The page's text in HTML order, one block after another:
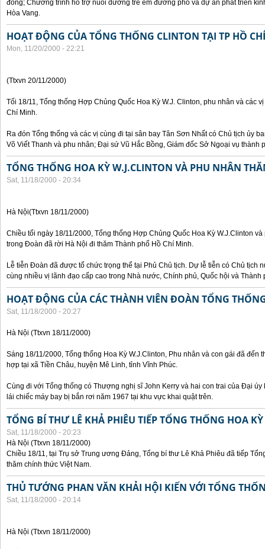
đồng; Chương trình hỗ trợ nuôi dưỡng trẻ em đường phố và dự án phát triển
Hòa Vang.
HOẠT ĐỘNG CỦA TỔNG THỐNG CLINTON TẠI TP HỒ
Mon, 11/20/2000 - 22:21
(Ttxvn 20/11/2000)
Tối 18/11, Tổng thống Hợp Chủng Quốc Hoa Kỳ W.J. Clinton, phu nhân và các
Chí Minh.
Ra đón Tổng thống và các vị cùng đi tại sân bay Tân Sơn Nhất có Chủ tịch ủy
Võ Viết Thanh và phu nhân; Đại sứ Vũ Hắc Bồng, Giám đốc Sở Ngoại vụ thành
TỔNG THỐNG HOA KỲ W.J.CLINTON VÀ PHU NHÂN
Sat, 11/18/2000 - 20:34
Hà Nội(Ttxvn 18/11/2000)
Chiều tối ngày 18/11/2000, Tổng thống Hợp Chủng Quốc Hoa Kỳ W.J.Clinton
trong Đoàn đã rời Hà Nội đi thăm Thành phố Hồ Chí Minh.
Lễ tiễn Đoàn đã được tổ chức trọng thể tại Phủ Chủ tịch. Dự lễ tiễn có Chủ tịch
cùng nhiều vị lãnh đạo cấp cao trong Nhà nước, Chính phủ, Quốc hội và Thành
HOẠT ĐỘNG CỦA CÁC THÀNH VIÊN ĐOÀN TỔNG
Sat, 11/18/2000 - 20:27
Hà Nội (Ttxvn 18/11/2000)
Sáng 18/11/2000, Tổng thống Hoa Kỳ W.J.Clinton, Phu nhân và con gái đã đến
hợp tại xã Tiền Châu, huyện Mê Linh, tỉnh Vĩnh Phúc.
Cùng đi với Tổng thống có Thượng nghị sĩ John Kerry và hai con trai của Đại
lái chiếc máy bay bị bắn rơi năm 1967 tại khu vực khai quật trên.
TỔNG BÍ THƯ LÊ KHẢ PHIÊU TIẾP TỔNG THỐNG HOA
Sat, 11/18/2000 - 20:23
Hà Nội (Ttxvn 18/11/2000)
Chiều 18/11, tại Trụ sở Trung ương Đảng, Tổng bí thư Lê Khả Phiêu đã tiếp
thăm chính thức Việt Nam.
THỦ TƯỚNG PHAN VĂN KHẢI HỘI KIẾN VỚI TỔNG
Sat, 11/18/2000 - 20:14
Hà Nội (Ttxvn 18/11/2000)